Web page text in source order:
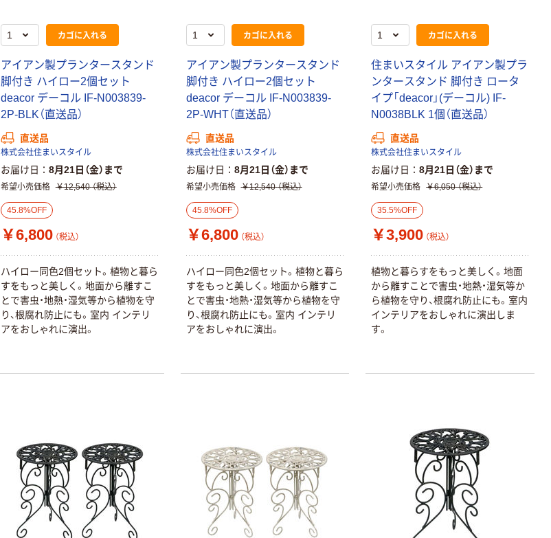
カゴに入れる
アイアン製プランタースタンド
脚付き ハイロー2個セット
deacor デーコル IF-N003839-
2P-BLK（直送品）
直送品
株式会社住まいスタイル
お届け日 8月21日（金）まで
希望小売価格 ￥12,540 （税込）
45.8%OFF
￥6,800 （税込）
ハイロー同色2個セット。植物と暮ら
すをもっと美しく。地面から離すこ
とで害虫・地熱・湿気等から植物を守
り、根腐れ防止にも。室内 インテリ
アをおしゃれに演出。
カゴに入れる
アイアン製プランタースタンド
脚付き ハイロー2個セット
deacor デーコル IF-N003839-
2P-WHT（直送品）
直送品
株式会社住まいスタイル
お届け日 8月21日（金）まで
希望小売価格 ￥12,540 （税込）
45.8%OFF
￥6,800 （税込）
ハイロー同色2個セット。植物と暮ら
すをもっと美しく。地面から離すこ
とで害虫・地熱・湿気等から植物を守
り、根腐れ防止にも。室内 インテリ
アをおしゃれに演出。
カゴに入れる
住まいスタイル アイアン製プラ
ンタースタンド 脚付き ロータ
イプ「deacor」(デーコル) IF-
N0038BLK 1個（直送品）
直送品
株式会社住まいスタイル
お届け日 8月21日（金）まで
希望小売価格 ￥6,050 （税込）
35.5%OFF
￥3,900 （税込）
植物と暮らすをもっと美しく。地面
から離すことで害虫・地熱・湿気等か
ら植物を守り、根腐れ防止にも。室内
インテリアをおしゃれに演出しま
す。